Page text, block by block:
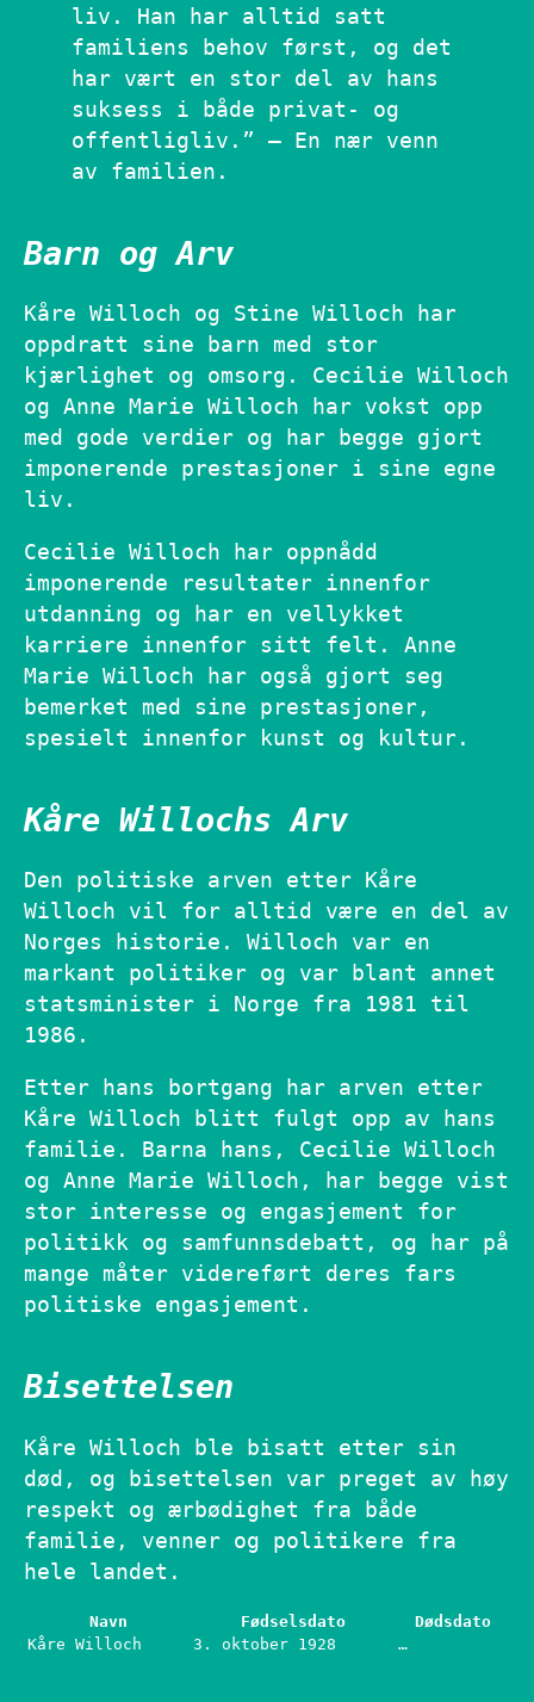
liv. Han har alltid satt
familiens behov først, og det
har vært en stor del av hans
suksess i både privat- og
offentligliv.” – En nær venn
av familien.
Barn og Arv
Kåre Willoch og Stine Willoch har
oppdratt sine barn med stor
kjærlighet og omsorg. Cecilie Willoch
og Anne Marie Willoch har vokst opp
med gode verdier og har begge gjort
imponerende prestasjoner i sine egne
liv.
Cecilie Willoch har oppnådd
imponerende resultater innenfor
utdanning og har en vellykket
karriere innenfor sitt felt. Anne
Marie Willoch har også gjort seg
bemerket med sine prestasjoner,
spesielt innenfor kunst og kultur.
Kåre Willochs Arv
Den politiske arven etter Kåre
Willoch vil for alltid være en del av
Norges historie. Willoch var en
markant politiker og var blant annet
statsminister i Norge fra 1981 til
1986.
Etter hans bortgang har arven etter
Kåre Willoch blitt fulgt opp av hans
familie. Barna hans, Cecilie Willoch
og Anne Marie Willoch, har begge vist
stor interesse og engasjement for
politikk og samfunnsdebatt, og har på
mange måter videreført deres fars
politiske engasjement.
Bisettelsen
Kåre Willoch ble bisatt etter sin
død, og bisettelsen var preget av høy
respekt og ærbødighet fra både
familie, venner og politikere fra
hele landet.
Navn Fødselsdato
Dødsdato
Kåre Willoch
3. oktober 1928 …